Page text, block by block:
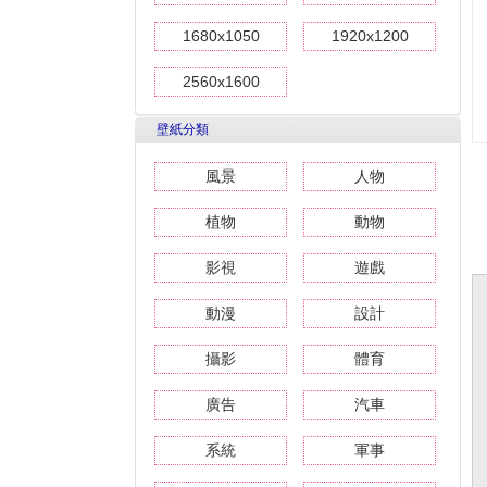
1680x1050 1920x1200
2560x1600
壁紙分類
風景 人物
植物 動物
影視 遊戲
動漫 設計
攝影 體育
廣告 汽車
系統 軍事